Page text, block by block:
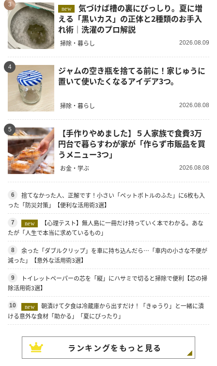
3
new
気づけば槽の裏にびっしり。夏に増
える「黒いカス」の正体と2種類のお手入
れ術｜洗濯のプロ解説
掃除・暮らし 2026.08.09
4
ジャムの空き瓶を捨てる前に！家じゅうに
置いて使いたくなるアイデア3つ。
掃除・暮らし 2026.08.08
5
【手作りやめました】５人家族で食費3万
円台で暮らすわが家が「作らず市販品を買
うメニュー3つ」
お金・学ぶ 2026.08.08
6
捨てなかった人、正解です！小さい「ペットボトルのふた」に6枚も入
った「防災対策」【便利な活用術3選】
7 new
【心理テスト】無人島に一冊だけ持っていく本でわかる。あな
たが「人生で本当に求めているもの」
8
余った「ダブルクリップ」を車に持ち込んだら…「車内の小さな不便が
減った」【意外な活用術3選】
9
トイレットペーパーの芯を「縦」にハサミで切ると掃除で便利【芯の掃
除活用術3選】
10 new
朝漬けて夕食は冷蔵庫から出すだけ！「きゅうり」と一緒に漬
ける意外な食材「助かる」「夏にぴったり」
ランキングをもっと見る